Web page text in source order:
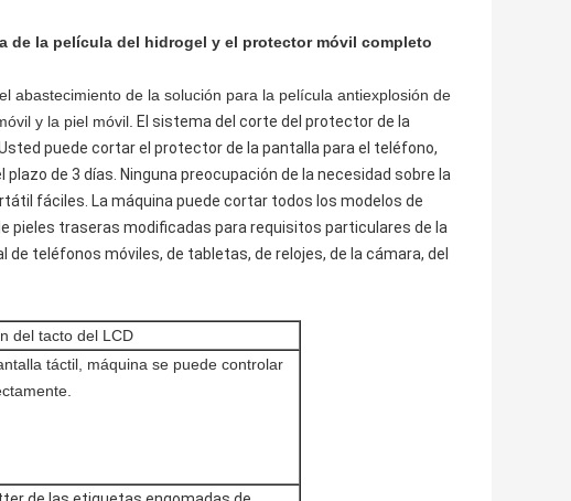
de la película del hidrogel y el protector móvil completo
abastecimiento de la solución para la película antiexplosión de
y la piel móvil. El sistema del corte del protector de la
puede cortar el protector de la pantalla para el teléfono,
de 3 días. Ninguna preocupación de la necesidad sobre la
fáciles. La máquina puede cortar todos los modelos de
pieles traseras modificadas para requisitos particulares de la
teléfonos móviles, de tabletas, de relojes, de la cámara, del
del tacto del LCD
táctil, máquina se puede controlar